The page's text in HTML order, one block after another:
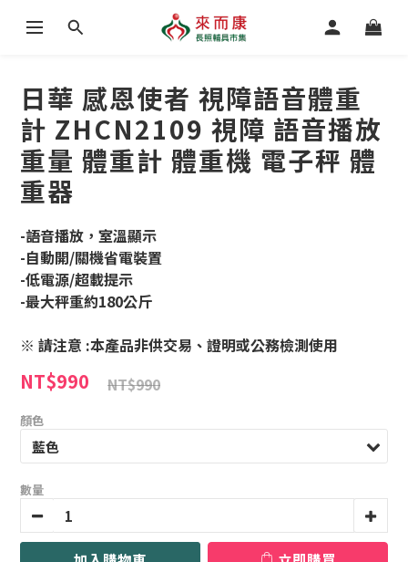
日華 感恩使者 視障語音體重
計 ZHCN2109 視障 語音播放
重量 體重計 體重機 電子秤 體
重器
-語音播放，室溫顯示
-自動開/關機省電裝置
-低電源/超載提示
-最大秤重約180公斤
※ 請注意 :本產品非供交易、證明或公務檢測使用
NT$990 NT$990
顏色
數量